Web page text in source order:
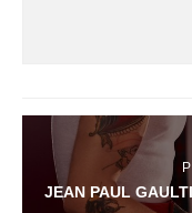
JEAN PAUL